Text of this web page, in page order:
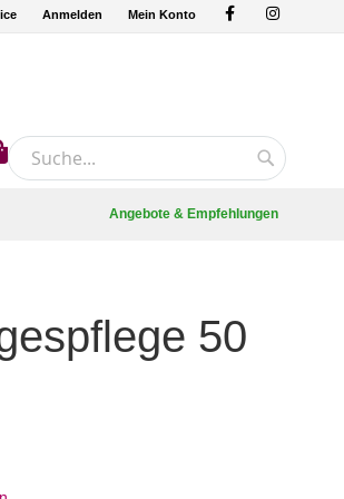
Anmelden Mein Konto
Suche
Mein Warenkorb
Angebote & Empfehlungen
50